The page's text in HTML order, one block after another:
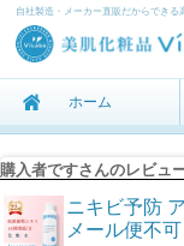
自社製造・メーカー直販だからできる
ホーム
購入者ですさんのレビュ
ニキビ予防
メール便不